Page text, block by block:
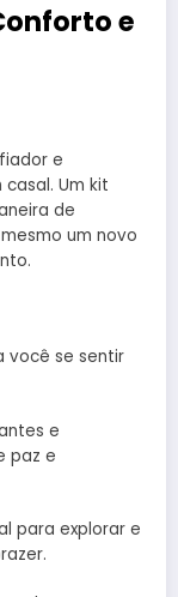
e
e
Um kit
de
um novo
você se sentir
e
paz e
para explorar e